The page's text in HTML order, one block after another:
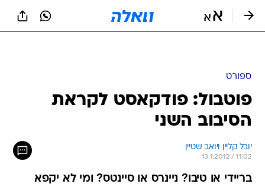
ספורט
פוטבול: פודקאסט לקראת
הסיבוב השני
יובל קליין ויואב שטיין
13.1.2012 / 11:02
בריידי או טיבו? ניינרס או סיינטס? ומי לא יקפא